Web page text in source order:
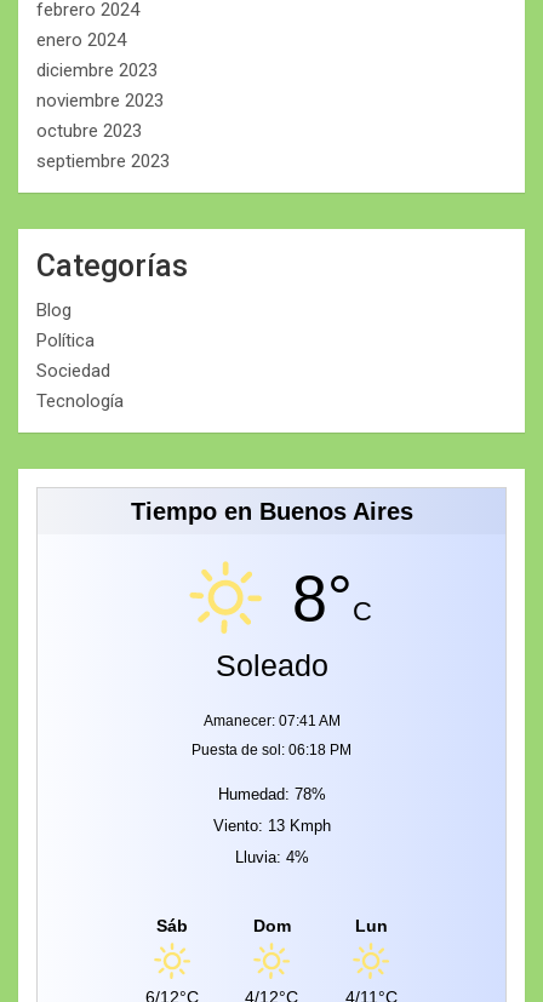
febrero 2024
enero 2024
diciembre 2023
noviembre 2023
octubre 2023
septiembre 2023
Categorías
Blog
Política
Sociedad
Tecnología
Tiempo en Buenos Aires
8°C
Soleado
Amanecer: 07:41 AM
Puesta de sol: 06:18 PM
Humedad: 78%
Viento: 13 Kmph
Lluvia: 4%
Sáb
6/12°C
Dom
4/12°C
Lun
4/11°C